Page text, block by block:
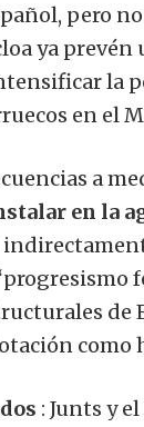
pero
ya
la
en el
a
en la
: Junts y